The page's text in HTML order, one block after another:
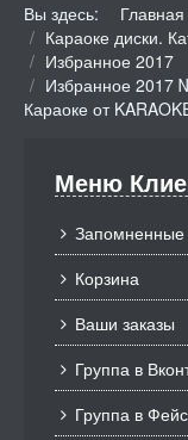
Вы здесь: Главная
Караоке диски.
Избранное 2017
Избранное 2017
Караоке от
Меню
Запомненные
Корзина
Ваши заказы
Группа в
Группа в